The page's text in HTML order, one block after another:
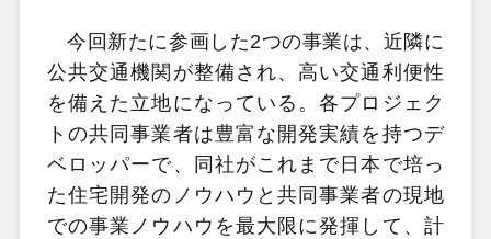
今回新たに参画した2つの事業は、近隣に
公共交通機関が整備され、高い交通利便性
を備えた立地になっている。各プロジェク
トの共同事業者は豊富な開発実績を持つデ
ベロッパーで、同社がこれまで日本で培っ
た住宅開発のノウハウと共同事業者の現地
での事業ノウハウを最大限に発揮して、計